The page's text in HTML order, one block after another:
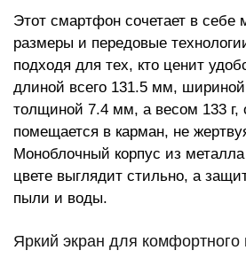
Этот смартфон сочетает в себе
размеры и передовые
подходя для тех, кто ценит
длиной всего 131.5 мм,
толщиной 7.4 мм, а весом 133 г,
помещается в карман, не
Моноблочный корпус из
цвете выглядит стильно, а
пыли и воды.
Яркий экран для комфортного